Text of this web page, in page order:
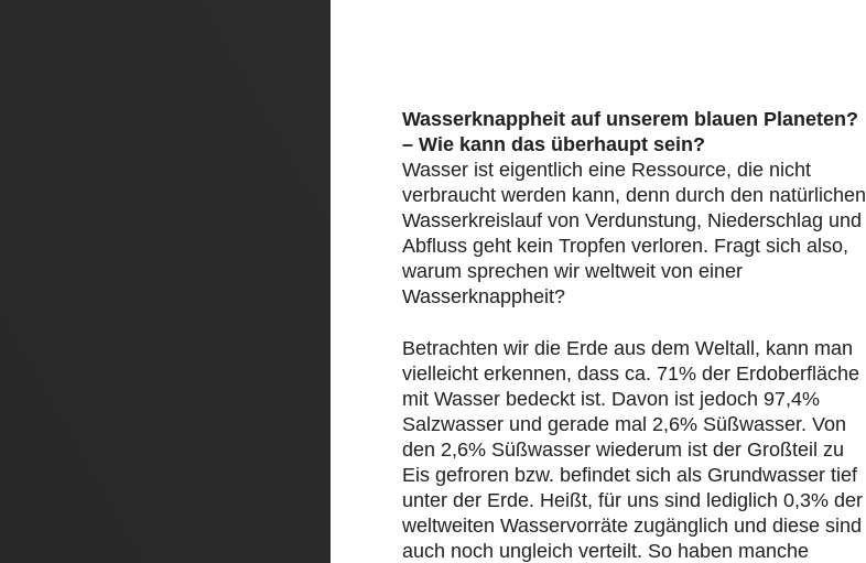
Wasserknappheit auf unserem blauen Planeten?
– Wie kann das überhaupt sein?
Wasser ist eigentlich eine Ressource, die nicht
verbraucht werden kann, denn durch den natürlichen
Wasserkreislauf von Verdunstung, Niederschlag und
Abfluss geht kein Tropfen verloren. Fragt sich also,
warum sprechen wir weltweit von einer
Wasserknappheit?
Betrachten wir die Erde aus dem Weltall, kann man
vielleicht erkennen, dass ca. 71% der Erdoberfläche
mit Wasser bedeckt ist. Davon ist jedoch 97,4%
Salzwasser und gerade mal 2,6% Süßwasser. Von
den 2,6% Süßwasser wiederum ist der Großteil zu
Eis gefroren bzw. befindet sich als Grundwasser tief
unter der Erde. Heißt, für uns sind lediglich 0,3% der
weltweiten Wasservorräte zugänglich und diese sind
auch noch ungleich verteilt. So haben manche